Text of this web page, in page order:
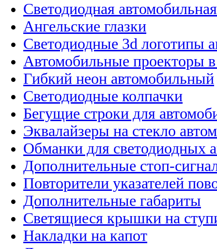
Светодиодная
Ангельские глазки
Светодиодные 3d логотипы
Автомобильные проекторы
Гибкий неон автомобильный
Светодиодные колпачки
Бегущие строки для
Эквалайзеры на стекло
Обманки для светодиодных
Дополнительные стоп-
Повторители указателей
Дополнительные габариты
Светящиеся крышки на
Накладки на капот